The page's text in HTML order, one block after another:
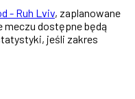
- Ruh Lviv, zaplanowane
meczu dostępne będą
jeśli zakres